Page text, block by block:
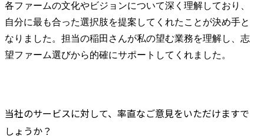
各ファームの文化やビジョンについて深く理解しており、
自分に最も合った選択肢を提案してくれたことが決め手と
なりました。担当の稲田さんが私の望む業務を理解し、志
望ファーム選びから的確にサポートしてくれました。
当社のサービスに対して、率直なご意見をいただけますで
しょうか？